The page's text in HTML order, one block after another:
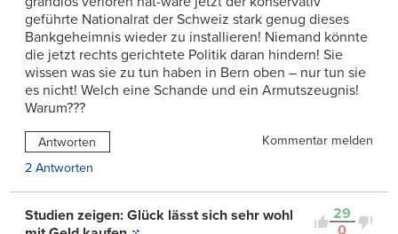
geführte Nationalrat der Schweiz stark genug dieses
Bankgeheimnis wieder zu installieren! Niemand könnte
die jetzt rechts gerichtete Politik daran hindern! Sie
wissen was sie zu tun haben in Bern oben – nur tun sie
es nicht! Welch eine Schande und ein Armutszeugnis!
Warum???
Antworten
Kommentar melden
2 Antworten
29
Studien zeigen: Glück lässt sich sehr wohl